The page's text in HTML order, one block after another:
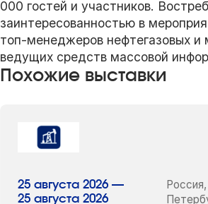
000 гостей и участников.
заинтересованностью в
топ-менеджеров нефтегазовых
ведущих средств массовой
Похожие выставки
25 августа 2026 —
25 августа 2026